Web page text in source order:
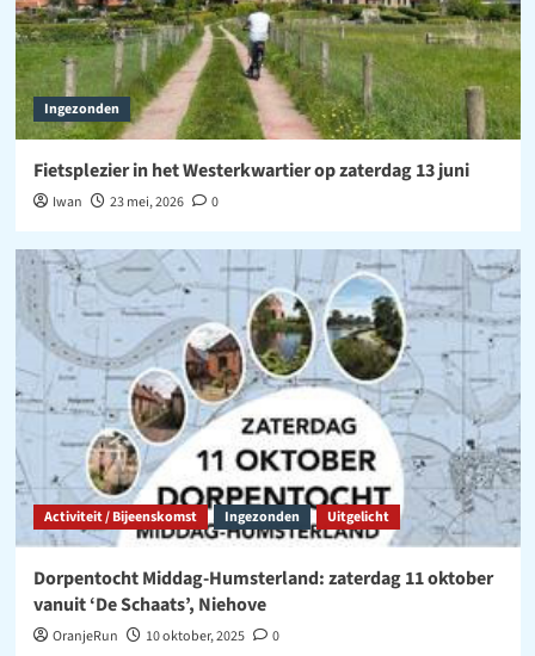
Ingezonden
Fietsplezier in het Westerkwartier op zaterdag 13 juni
Iwan 23 mei, 2026 0
Activiteit / Bijeenskomst Ingezonden Uitgelicht
Dorpentocht Middag-Humsterland: zaterdag 11 oktober
vanuit ‘De Schaats’, Niehove
OranjeRun 10 oktober, 2025 0